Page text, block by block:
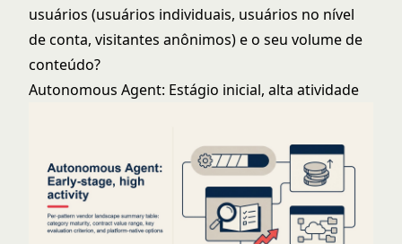
usuários (usuários individuais, usuários no nível
de conta, visitantes anônimos) e o seu volume de
conteúdo?
Autonomous Agent: Estágio inicial, alta atividade